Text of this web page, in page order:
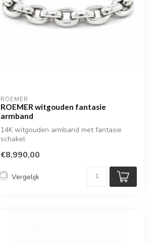
ROEMER
ROEMER witgouden fantasie
armband
14K witgouden armband met fantasie
schakel
€8.990,00
Vergelijk